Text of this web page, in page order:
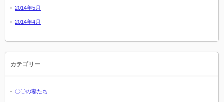
2014年5月
2014年4月
カテゴリー
〇〇の妻たち